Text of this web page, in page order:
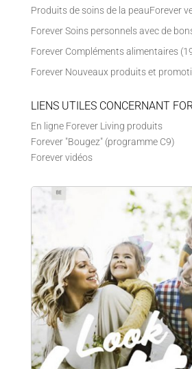
Produits de soins de la peauForever
Forever Soins personnels avec de
Forever Compléments alimentaires
Forever Nouveaux produits et
LIENS UTILES CONCERNANT
En ligne Forever Living produits
Forever "Bougez" (programme C9)
Forever vidéos